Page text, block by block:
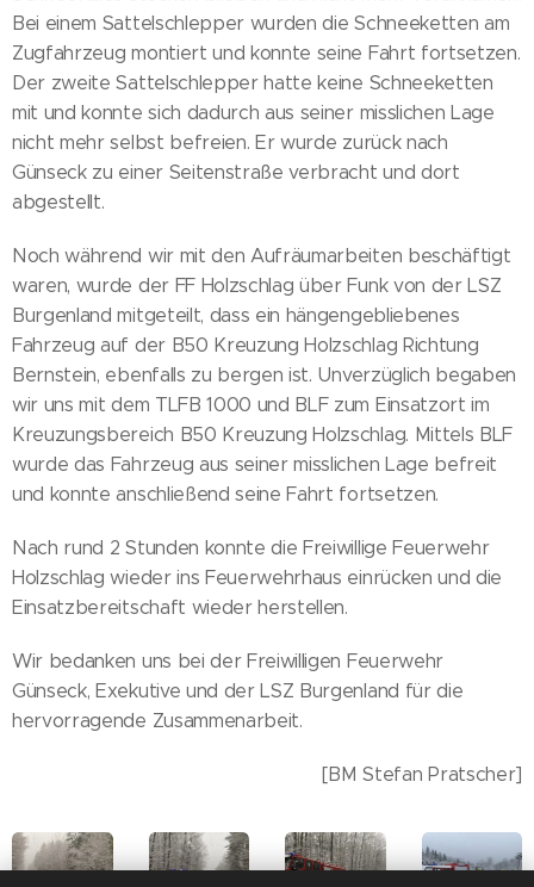
Bei einem Sattelschlepper wurden die Schneeketten am
Zugfahrzeug montiert und konnte seine Fahrt fortsetzen.
Der zweite Sattelschlepper hatte keine Schneeketten
mit und konnte sich dadurch aus seiner misslichen Lage
nicht mehr selbst befreien. Er wurde zurück nach
Günseck zu einer Seitenstraße verbracht und dort
abgestellt.
Noch während wir mit den Aufräumarbeiten beschäftigt
waren, wurde der FF Holzschlag über Funk von der LSZ
Burgenland mitgeteilt, dass ein hängengebliebenes
Fahrzeug auf der B50 Kreuzung Holzschlag Richtung
Bernstein, ebenfalls zu bergen ist. Unverzüglich begaben
wir uns mit dem TLFB 1000 und BLF zum Einsatzort im
Kreuzungsbereich B50 Kreuzung Holzschlag. Mittels BLF
wurde das Fahrzeug aus seiner misslichen Lage befreit
und konnte anschließend seine Fahrt fortsetzen.
Nach rund 2 Stunden konnte die Freiwillige Feuerwehr
Holzschlag wieder ins Feuerwehrhaus einrücken und die
Einsatzbereitschaft wieder herstellen.
Wir bedanken uns bei der Freiwilligen Feuerwehr
Günseck, Exekutive und der LSZ Burgenland für die
hervorragende Zusammenarbeit.
[BM Stefan Pratscher]